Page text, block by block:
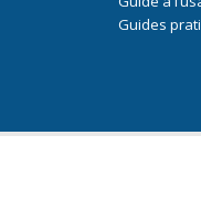
Guides